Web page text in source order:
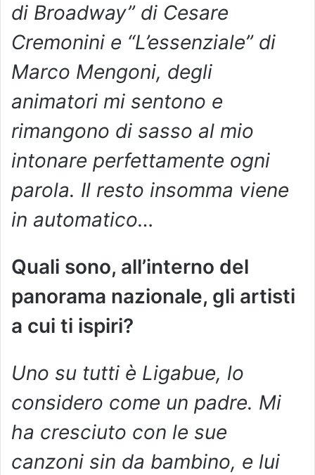
di Broadway” di Cesare
Cremonini e “L’essenziale” di
Marco Mengoni, degli
animatori mi sentono e
rimangono di sasso al mio
intonare perfettamente ogni
parola. Il resto insomma viene
in automatico…
Quali sono, all’interno del
panorama nazionale, gli artisti
a cui ti ispiri?
Uno su tutti è Ligabue, lo
considero come un padre. Mi
ha cresciuto con le sue
canzoni sin da bambino, e lui